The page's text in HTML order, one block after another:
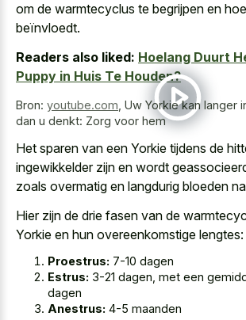
om de warmtecyclus te begrijpen en
beïnvloedt.
Readers also liked: Hoelang Duurt
Puppy in Huis Te Houden?
Bron: youtube.com Uw Yorkie kan langer
dan u denkt: Zorg voor hem
Het sparen van een Yorkie tijdens de
ingewikkelder zijn en wordt
zoals overmatig en langdurig bloeden
Hier zijn de drie fasen van de
Yorkie en hun overeenkomstige lengtes:
Proestrus: 7-10 dagen
Estrus: 3-21 dagen, met een
dagen
Anestrus: 4-5 maanden